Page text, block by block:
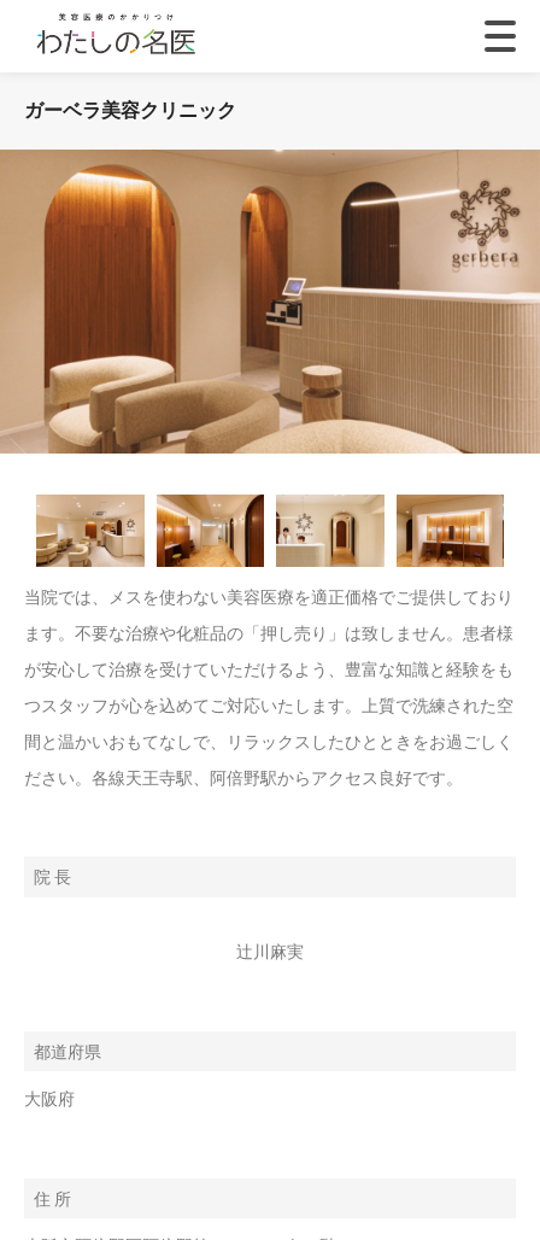
ガーベラ美容クリニック
当院では、メスを使わない美容医療を適正価格でご提供しており
ます。不要な治療や化粧品の「押し売り」は致しません。患者様
が安心して治療を受けていただけるよう、豊富な知識と経験をも
つスタッフが心を込めてご対応いたします。上質で洗練された空
間と温かいおもてなしで、リラックスしたひとときをお過ごしく
ださい。各線天王寺駅、阿倍野駅からアクセス良好です。
院 長
辻川麻実
都道府県
大阪府
住 所